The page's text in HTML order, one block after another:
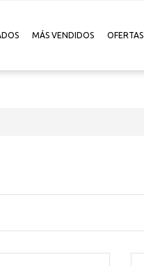
MÁS VENDIDOS OFERTAS